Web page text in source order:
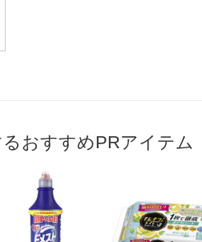
おすすめPRアイテム